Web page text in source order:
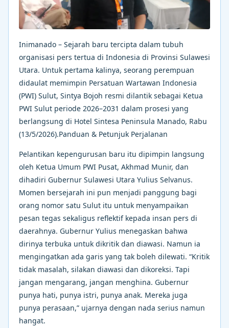
Inimanado – Sejarah baru tercipta dalam tubuh
organisasi pers tertua di Indonesia di Provinsi Sulawesi
Utara. Untuk pertama kalinya, seorang perempuan
didaulat memimpin Persatuan Wartawan Indonesia
(PWI) Sulut, Sintya Bojoh resmi dilantik sebagai Ketua
PWI Sulut periode 2026–2031 dalam prosesi yang
berlangsung di Hotel Sintesa Peninsula Manado, Rabu
(13/5/2026).Panduan & Petunjuk Perjalanan
Pelantikan kepengurusan baru itu dipimpin langsung
oleh Ketua Umum PWI Pusat, Akhmad Munir, dan
dihadiri Gubernur Sulawesi Utara Yulius Selvanus.
Momen bersejarah ini pun menjadi panggung bagi
orang nomor satu Sulut itu untuk menyampaikan
pesan tegas sekaligus reflektif kepada insan pers di
daerahnya. Gubernur Yulius menegaskan bahwa
dirinya terbuka untuk dikritik dan diawasi. Namun ia
mengingatkan ada garis yang tak boleh dilewati. “Kritik
tidak masalah, silakan diawasi dan dikoreksi. Tapi
jangan mengarang, jangan menghina. Gubernur
punya hati, punya istri, punya anak. Mereka juga
punya perasaan,” ujarnya dengan nada serius namun
hangat.